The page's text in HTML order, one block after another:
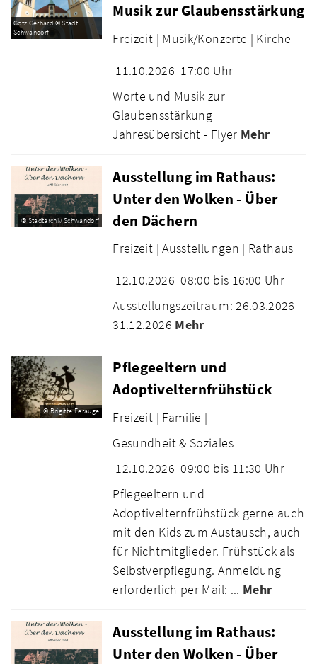
Götz Gerhard © Stadt
Schwandorf
Musik zur Glaubensstärkung
Freizeit | Musik/Konzerte | Kirche
11.10.2026 17:00 Uhr
Worte und Musik zur
Glaubensstärkung
Jahresübersicht - Flyer Mehr
© Stadtarchiv Schwandorf
Ausstellung im Rathaus:
Unter den Wolken - Über
den Dächern
Freizeit | Ausstellungen | Rathaus
12.10.2026 08:00 bis 16:00 Uhr
Ausstellungszeitraum: 26.03.2026 -
31.12.2026 Mehr
© Brigitte Ferauge
Pflegeeltern und
Adoptivelternfrühstück
Freizeit | Familie |
Gesundheit & Soziales
12.10.2026 09:00 bis 11:30 Uhr
Pflegeeltern und
Adoptivelternfrühstück gerne auch
mit den Kids zum Austausch, auch
für Nichtmitglieder. Frühstück als
Selbstverpflegung. Anmeldung
erforderlich per Mail: ... Mehr
Ausstellung im Rathaus:
Unter den Wolken - Über